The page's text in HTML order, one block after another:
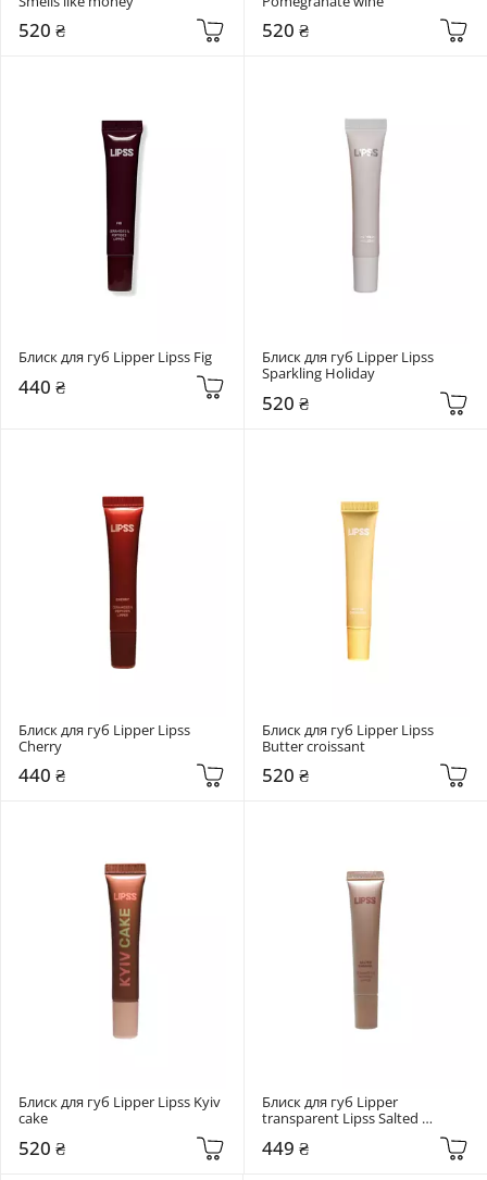
520 ₴ 520 ₴
Блиск для губ Lipper Lipss Fig
440 ₴
Блиск для губ Lipper Lipss
Sparkling Holiday
520 ₴
Блиск для губ Lipper Lipss
Cherry
440 ₴
Блиск для губ Lipper Lipss
Butter croissant
520 ₴
Блиск для губ Lipper Lipss Kyiv
cake
520 ₴
Блиск для губ Lipper
transparent Lipss Salted
449 ₴